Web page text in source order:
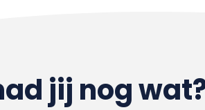
jij nog